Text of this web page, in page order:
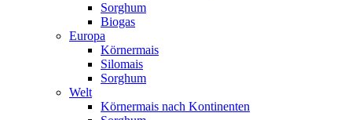
Sorghum
Biogas
Europa
Körnermais
Silomais
Sorghum
Welt
Körnermais nach Kontinenten